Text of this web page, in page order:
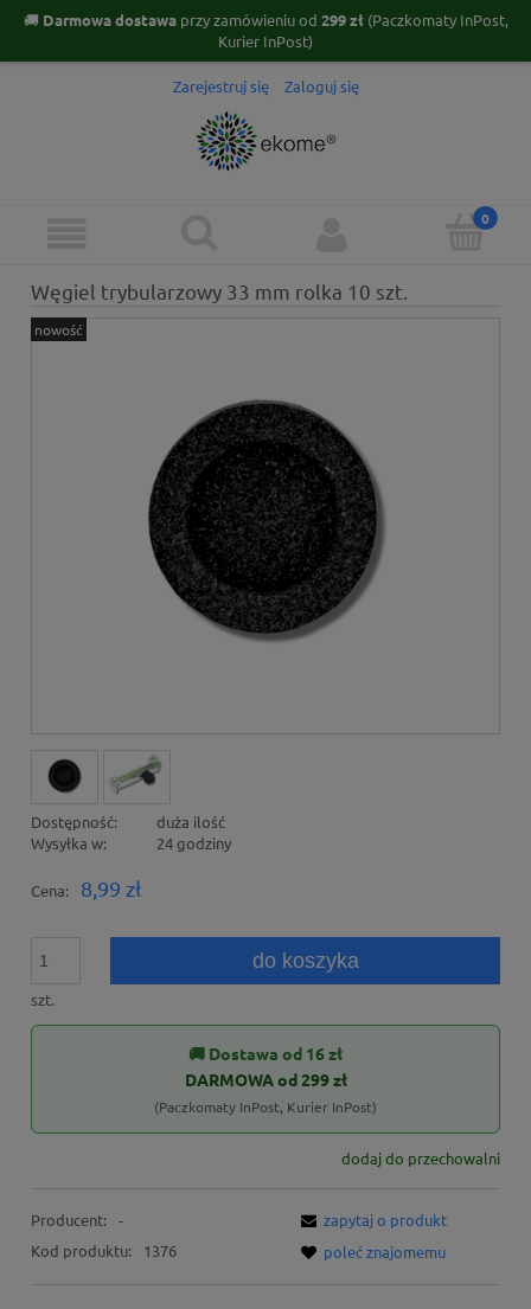
🚚 Darmowa dostawaprzy zamówieniu od 299 zł(Paczkomaty InPost,
Kurier InPost)
Zarejestruj się Zaloguj się
Węgiel trybularzowy 33 mm rolka 10 szt.
nowość
Dostępność:
duża ilość
Wysyłka w:
24 godziny
Cena: 8,99 zł
szt.
do koszyka
🚚 Dostawa od 16 zł
DARMOWA od 299 zł
(Paczkomaty InPost, Kurier InPost)
dodaj do przechowalni
Producent:
-
Kod produktu:
1376
zapytaj o produkt
poleć znajomemu